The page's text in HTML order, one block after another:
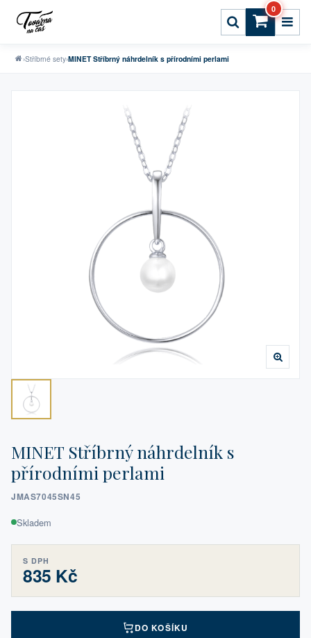
0
›Stříbrné sety›MINET Stříbrný náhrdelník s přírodními perlami
MINET Stříbrný náhrdelník s
přírodními perlami
JMAS7045SN45
Skladem
S DPH
835 Kč
DO KOŠÍKU